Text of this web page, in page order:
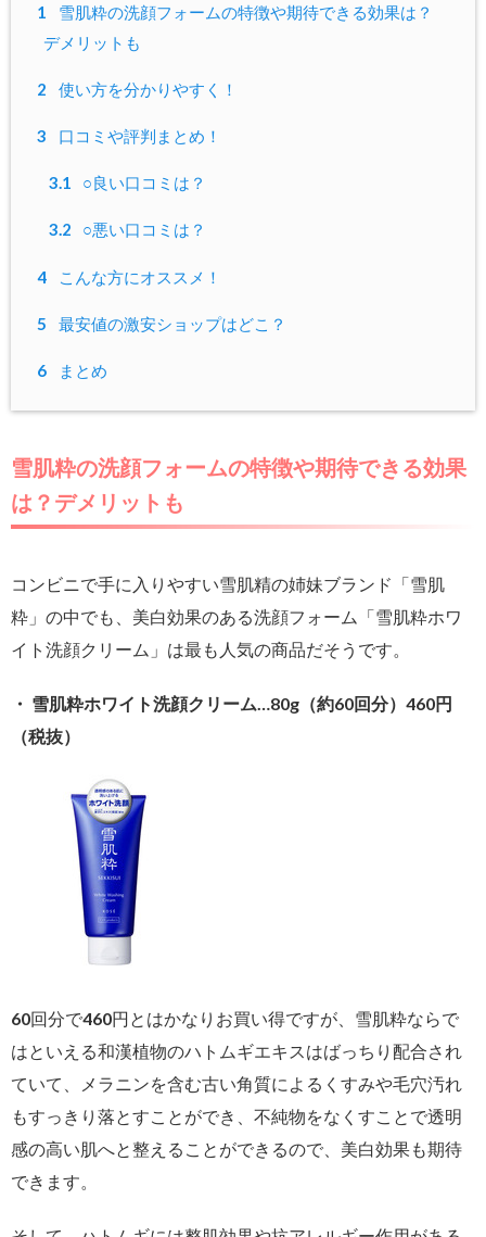
1
雪肌粋の洗顔フォームの特徴や期待できる効果は？
デメリットも
2 使い方を分かりやすく！
3 口コミや評判まとめ！
3.1 ○良い口コミは？
3.2 ○悪い口コミは？
4 こんな方にオススメ！
5 最安値の激安ショップはどこ？
6 まとめ
雪肌粋の洗顔フォームの特徴や期待できる効果
は？デメリットも
コンビニで手に入りやすい雪肌精の姉妹ブランド「雪肌
粋」の中でも、美白効果のある洗顔フォーム「雪肌粋ホワ
イト洗顔クリーム」は最も人気の商品だそうです。
・ 雪肌粋ホワイト洗顔クリーム…80g（約60回分）460円
（税抜）
60回分で460円とはかなりお買い得ですが、雪肌粋ならで
はといえる和漢植物のハトムギエキスはばっちり配合され
ていて、メラニンを含む古い角質によるくすみや毛穴汚れ
もすっきり落とすことができ、不純物をなくすことで透明
感の高い肌へと整えることができるので、美白効果も期待
できます。